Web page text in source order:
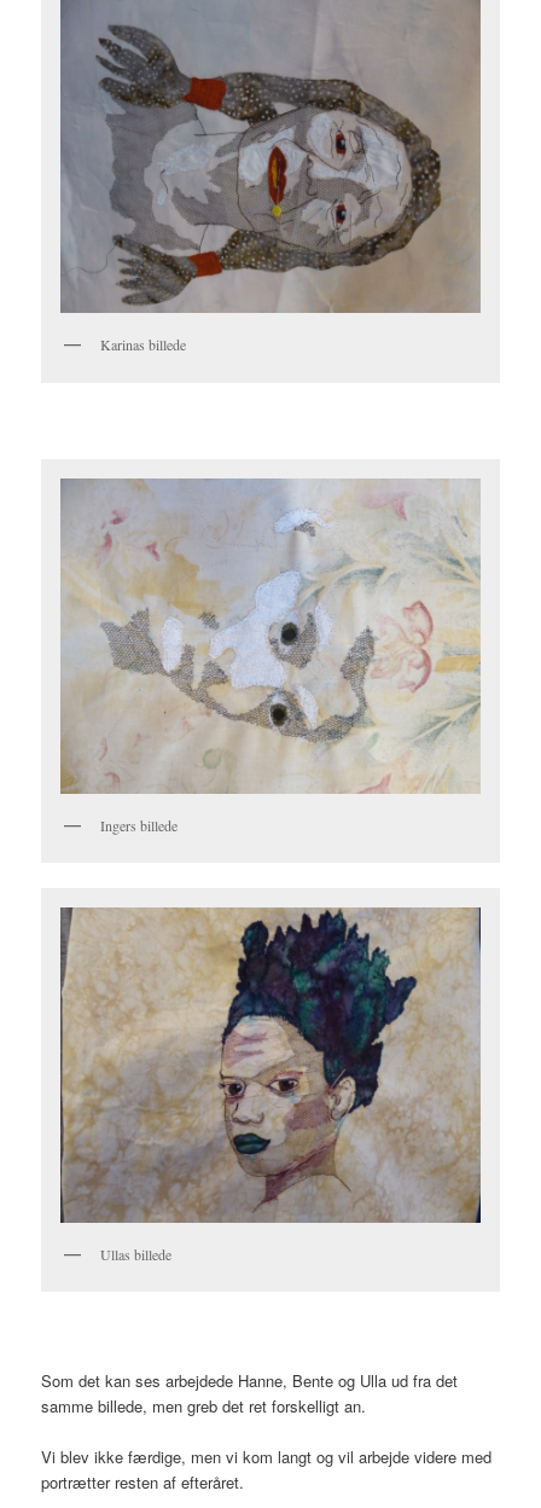
Karinas billede
Ingers billede
Ullas billede
Som det kan ses arbejdede Hanne, Bente og Ulla ud fra det
samme billede, men greb det ret forskelligt an.
Vi blev ikke færdige, men vi kom langt og vil arbejde videre med
portrætter resten af efteråret.